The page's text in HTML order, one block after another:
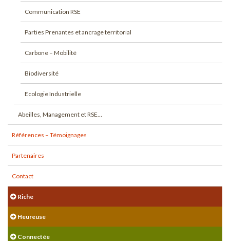
Communication RSE
Parties Prenantes et ancrage territorial
Carbone – Mobilité
Biodiversité
Ecologie Industrielle
Abeilles, Management et RSE…
Références – Témoignages
Partenaires
Contact
Riche
Heureuse
Connectée